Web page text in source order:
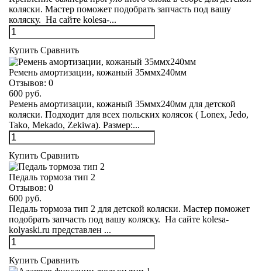
коляски. Мастер поможет подобрать запчасть под вашу
коляску. На сайте kolesa-...
Купить Сравнить
Ремень амортизации, кожаный 35ммх240мм
Отзывов: 0
600 руб.
Ремень амортизации, кожаный 35ммх240мм для детской
коляски. Подходит для всех польских колясок ( Lonex, Jedo,
Tako, Mekado, Zekiwa). Размер:...
Купить Сравнить
Педаль тормоза тип 2
Отзывов: 0
600 руб.
Педаль тормоза тип 2 для детской коляски. Мастер поможет
подобрать запчасть под вашу коляску. На сайте kolesa-
kolyaski.ru представлен ...
Купить Сравнить